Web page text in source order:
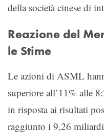
della società cinese di
Reazione del
le Stime
Le azioni di ASML
superiore all’11% alle
in risposta ai risultati
raggiunto i 9,26